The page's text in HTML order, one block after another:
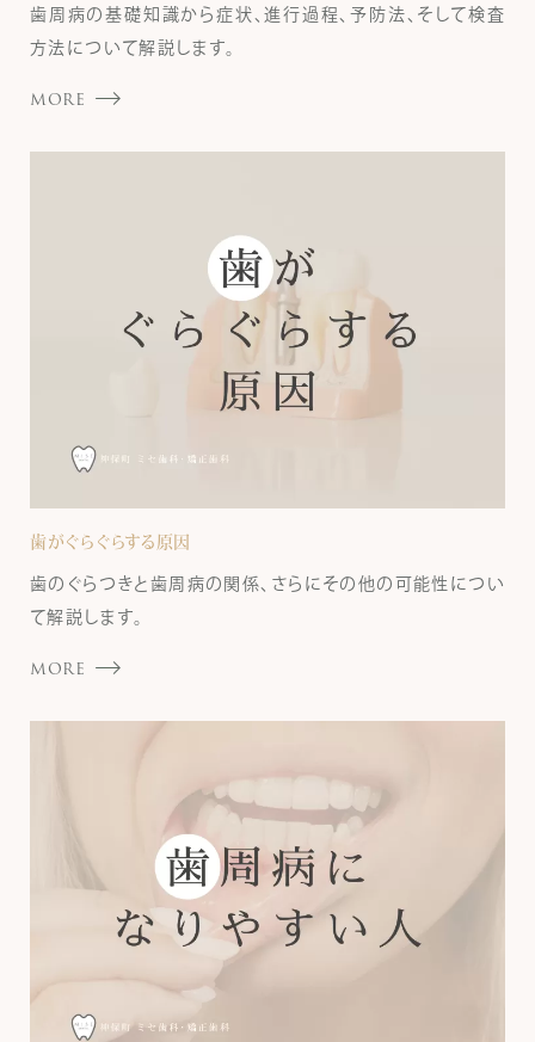
歯周病の基礎知識から症状、進行過程、予防法、そして検査
方法について解説します。
MORE
歯がぐらぐらする原因
歯のぐらつきと歯周病の関係、さらにその他の可能性につい
て解説します。
MORE